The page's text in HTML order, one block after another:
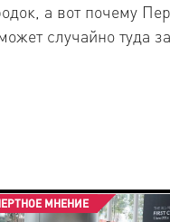
а вот почему
случайно туда
МНЕНИЕ